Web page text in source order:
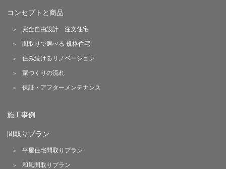
コンセプトと商品
完全自由設計 注文住宅
間取りで選べる 規格住宅
住み続けるリノベーション
家づくりの流れ
保証・アフターメンテナンス
施工事例
間取りプラン
平屋住宅間取りプラン
和風間取りプラン